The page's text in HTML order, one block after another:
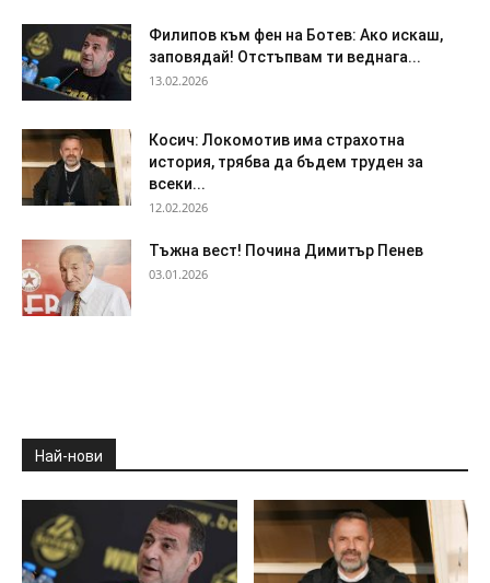
Филипов към фен на Ботев: Ако искаш,
заповядай! Отстъпвам ти веднага...
13.02.2026
Косич: Локомотив има страхотна
история, трябва да бъдем труден за
всеки...
12.02.2026
Тъжна вест! Почина Димитър Пенев
03.01.2026
Най-нови